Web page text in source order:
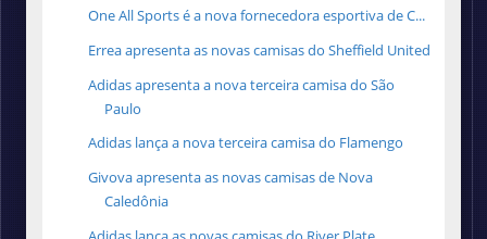
One All Sports é a nova fornecedora esportiva de C...
Errea apresenta as novas camisas do Sheffield United
Adidas apresenta a nova terceira camisa do São
Paulo
Adidas lança a nova terceira camisa do Flamengo
Givova apresenta as novas camisas de Nova
Caledônia